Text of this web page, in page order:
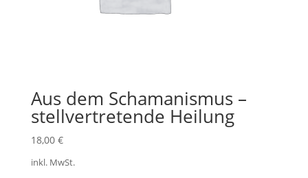
Aus dem Schamanismus –
stellvertretende Heilung
18,00 €
inkl. MwSt.